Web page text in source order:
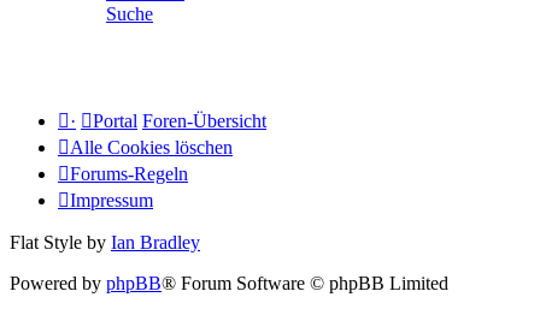
Suche
· Portal Foren-Übersicht
Alle Cookies löschen
Forums-Regeln
Impressum
Flat Style by Ian Bradley
Powered by phpBB® Forum Software © phpBB Limited